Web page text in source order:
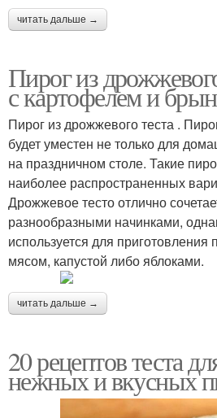
читать дальше →
Пирог из
с картофелем и
Пирог из дрожжевого теста .
будет уместен не только для
на праздничном столе. Такие
наиболее распространенных
Дрожжевое тесто отлично
разнообразными начинками,
используется для приготовления
мясом, капустой либо яблоками.
читать дальше →
20 рецептов теста
нежных и вкусных